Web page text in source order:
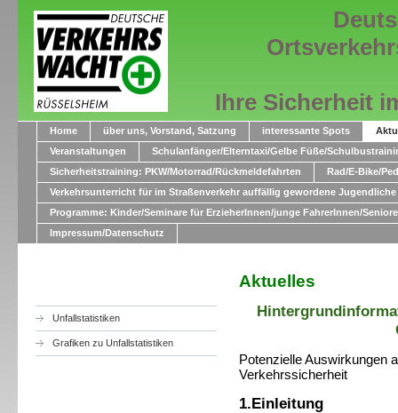
Ihre Sicherheit im
Home über uns, Vorstand, Satzung interessante Spots
Veranstaltungen
Schulanfänger/Elterntaxi/Gelbe Füße/
Sicherheitstraining: PKW/Motorrad/Rückmeldefahrten
Rad/E-Bike/
Verkehrsunterricht für im Straßenverkehr auffällig gewordene Jugendliche
Programme: Kinder/Seminare für ErzieherInnen/junge FahrerInnen/
Impressum/Datenschutz
Unfallstatistiken
Grafiken zu Unfallstatistiken
Aktuelles
Potenzielle Auswirkungen
Verkehrssicherheit
1.Einleitung